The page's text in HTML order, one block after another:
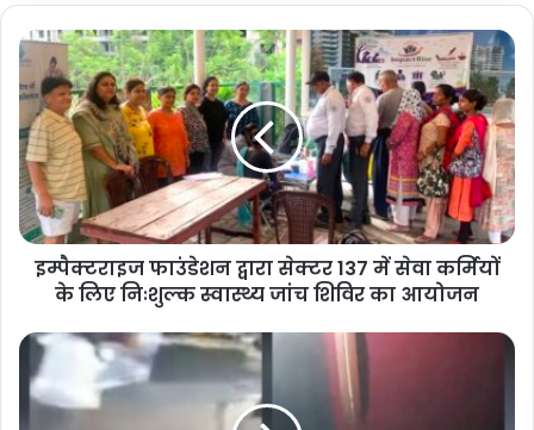
इम्पैक्टराइज फाउंडेशन द्वारा सेक्टर 137 में सेवा कर्मियों
के लिए निःशुल्क स्वास्थ्य जांच शिविर का आयोजन